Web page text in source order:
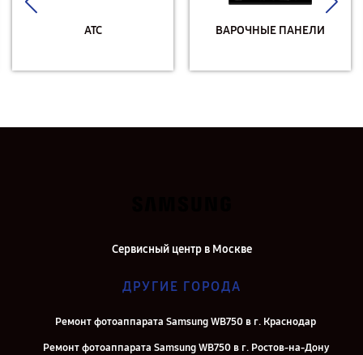
АТС ВАРОЧНЫЕ ПАНЕЛИ
Сервисный центр в Москве
ДРУГИЕ ГОРОДА
Ремонт фотоаппарата Samsung WB750 в г. Краснодар
Ремонт фотоаппарата Samsung WB750 в г. Ростов-на-Дону